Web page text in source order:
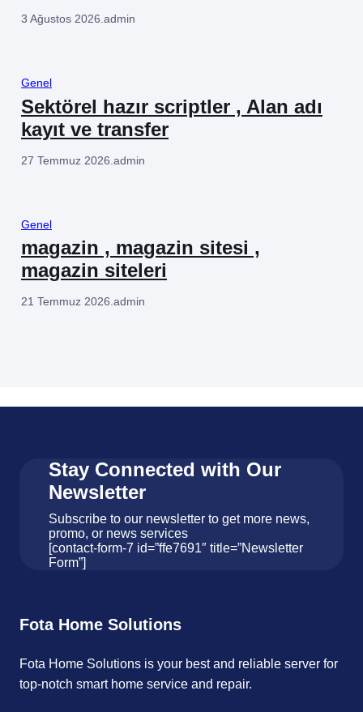
3 Ağustos 2026.admin
Genel
Sektörel hazır scriptler , Alan adı
kayıt ve transfer
27 Temmuz 2026 admin
Genel
magazin , magazin sitesi ,
magazin siteleri
21 Temmuz 2026 admin
Stay Connected with Our
Newsletter
Subscribe to our newsletter to get more news,
promo, or news services
[contact-form-7 id=”ffe7691″ title=”Newsletter
Form”]
Fota Home Solutions
Fota Home Solutions is your best and reliable server for
top-notch smart home service and repair.